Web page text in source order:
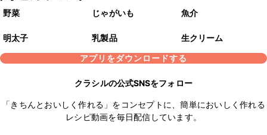
野菜 じゃがいも 魚介
明太子 乳製品
生クリーム
アプリをダウンロードする
クラシルの公式SNSをフォロー
「きちんとおいしく作れる」をコンセプトに、簡単においしく作れる
レシピ動画を毎日配信しています。